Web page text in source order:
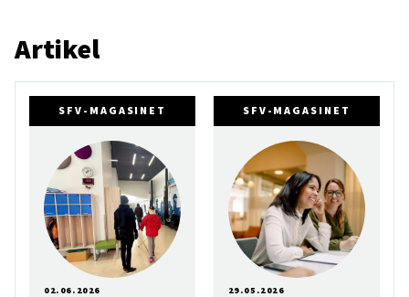
Artikel
SFV-MAGASINET
02.06.2026
SFV-MAGASINET
29.05.2026